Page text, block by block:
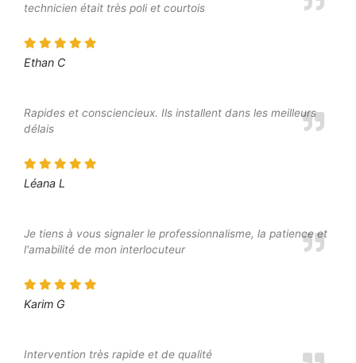
technicien était très poli et courtois
Ethan C
Rapides et consciencieux. Ils installent dans les meilleurs
délais
Léana L
Je tiens à vous signaler le professionnalisme, la patience et
l'amabilité de mon interlocuteur
Karim G
Intervention très rapide et de qualité